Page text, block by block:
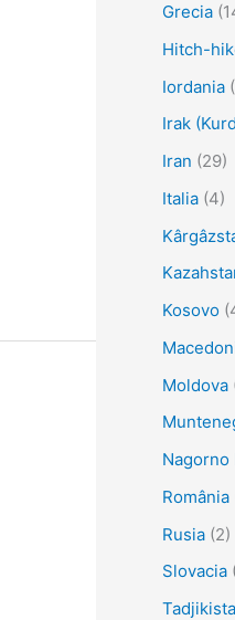
Grecia
Hitch-
Iordania
Irak
Iran (29)
Italia(4)
Kosovo
Moldova
Nagorno
România
Rusia(2)
Slovacia